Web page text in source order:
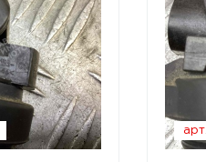
арт.